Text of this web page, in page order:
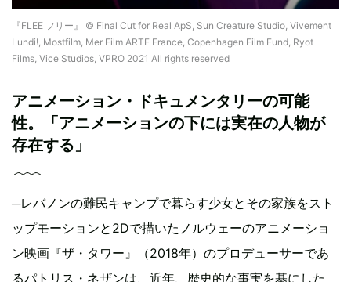
『FLEE フリー』 © Final Cut for Real ApS, Sun Creature Studio, Vivement
Lundi!, Mostfilm, Mer Film ARTE France, Copenhagen Film Fund, Ryot
Films, Vice Studios, VPRO 2021 All rights reserved
アニメーション・ドキュメンタリーの可能
性。「アニメーションの下には実在の人物が
存在する」
─レバノンの難民キャンプで暮らす少女とその家族をスト
ップモーションと2Dで描いたノルウェーのアニメーショ
ン映画『ザ・タワー』（2018年）のプロデューサーであ
るパトリス・ネザンは、近年、歴史的な事実を基にした